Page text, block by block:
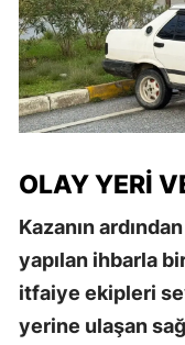
OLAY YERI
Kazanın
yapılan ihbarla
itfaiye ekipleri
yerine ulaşan